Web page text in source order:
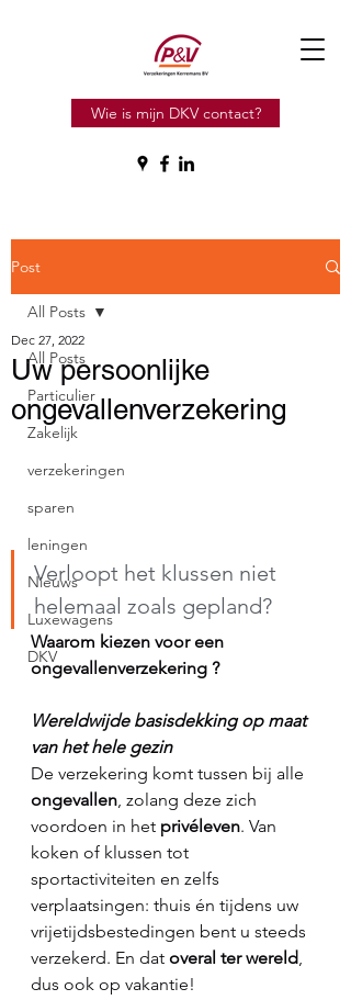
Wie is mijn DKV contact?
Post
All Posts
Particulier
Zakelijk
verzekeringen
sparen
leningen
Nieuws
Luxewagens
DKV
All Posts
Uw persoonlijke
ongevallenverzekering
Dec 27, 2022
Verloopt het klussen niet
helemaal zoals gepland?
Waarom kiezen voor een
ongevallenverzekering ?
Wereldwijde basisdekking op maat
van het hele gezin
De verzekering komt tussen bij alle
ongevallen , zolang deze zich
voordoen in het privéleven. Van
koken of klussen tot
sportactiviteiten en zelfs
verplaatsingen: thuis én tijdens uw
vrijetijdsbestedingen bent u steeds
verzekerd. En dat overal ter wereld
dus ook op vakantie!